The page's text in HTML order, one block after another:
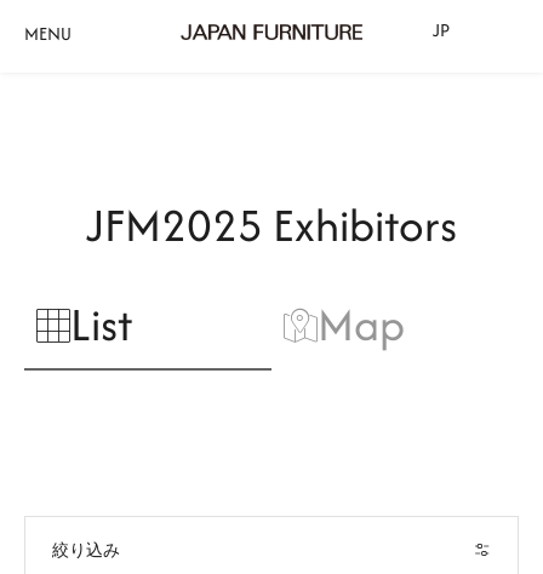
MENU JP
JFM2025 Exhibitors
List
Map
絞り込み